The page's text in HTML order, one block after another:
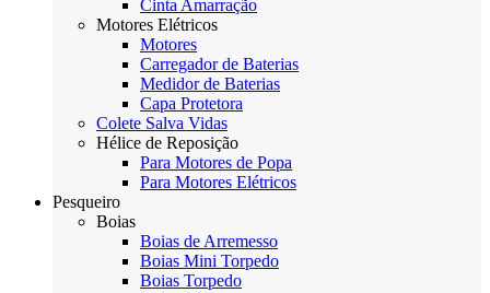
Cinta Amarração
Motores Elétricos
Motores
Carregador de Baterias
Medidor de Baterias
Capa Protetora
Colete Salva Vidas
Hélice de Reposição
Para Motores de Popa
Para Motores Elétricos
Pesqueiro
Boias
Boias de Arremesso
Boias Mini Torpedo
Boias Torpedo